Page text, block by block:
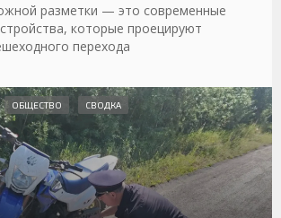
разметки — это современные
которые проецируют
перехода
ОБЩЕСТВО СВОДКА